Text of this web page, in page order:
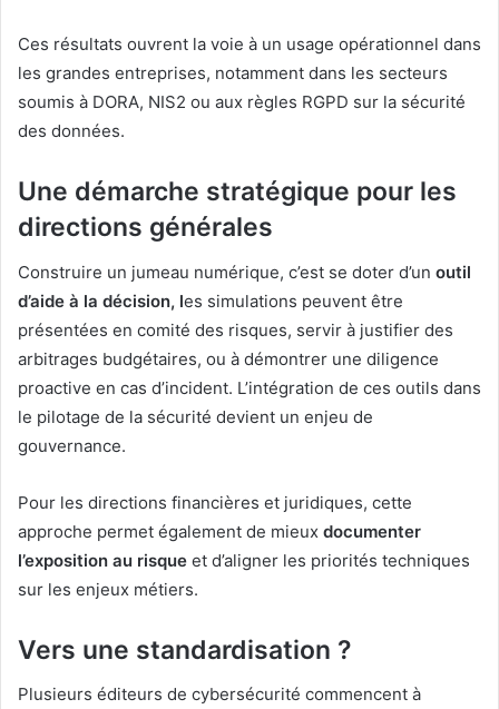
Ces résultats ouvrent la voie à un usage opérationnel dans
les grandes entreprises, notamment dans les secteurs
soumis à DORA, NIS2 ou aux règles RGPD sur la sécurité
des données.
Une démarche stratégique pour les
directions générales
Construire un jumeau numérique, c’est se doter d’un outil
d’aide à la décision, les simulations peuvent être
présentées en comité des risques, servir à justifier des
arbitrages budgétaires, ou à démontrer une diligence
proactive en cas d’incident. L’intégration de ces outils dans
le pilotage de la sécurité devient un enjeu de
gouvernance.
Pour les directions financières et juridiques, cette
approche permet également de mieux documenter
l’exposition au risque et d’aligner les priorités techniques
sur les enjeux métiers.
Vers une standardisation ?
Plusieurs éditeurs de cybersécurité commencent à